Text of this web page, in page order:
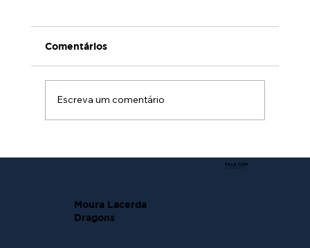
Comentários
Escreva um comentário
Moura Lacerda
Dragons
FALE COM
A GENTE